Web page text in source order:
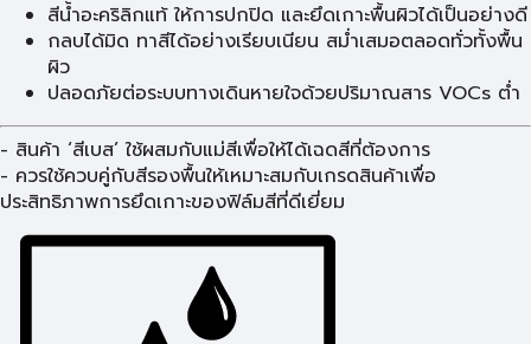
สีน้ำอะคริลิกแท้ ให้การปกปิด และยึดเกาะพื้นผิวได้เป็นอย่างดี
กลบได้มิด ทาสีได้อย่างเรียบเนียน สม่ำเสมอตลอดทั่วทั้งพื้น
ผิว
ปลอดภัยต่อระบบทางเดินหายใจด้วยปริมาณสาร VOCs ต่ำ
- สินค้า ‘สีเบส’ ใช้ผสมกับแม่สีเพื่อให้ได้เฉดสีที่ต้องการ
- ควรใช้ควบคู่กับสีรองพื้นให้เหมาะสมกับเกรดสินค้าเพื่อ
ประสิทธิภาพการยึดเกาะของฟิล์มสีที่ดีเยี่ยม